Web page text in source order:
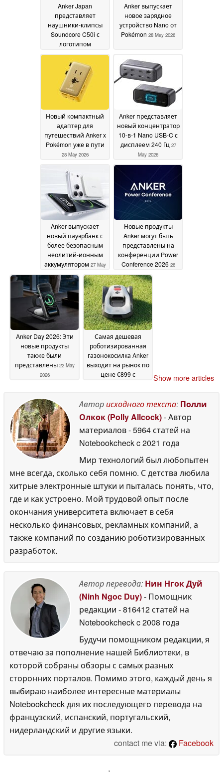
Anker Japan
представляет
наушники-клипсы
Soundcore C50i с
логотипом
покемонов28 May 2026
Anker выпускает
новое зарядное
устройство Nano от
Pokémon 28 May 2026
Новый компактный
адаптер для
путешествий Anker x
Pokémon уже в пути
28 May 2026
Anker представляет
новый концентратор
10-в-1 Nano USB-C с
дисплеем 240 Гц 27
May 2026
Anker выпускает
новый пауэрбанк с
более безопасным
неолитий-ионным
аккумулятором 27 May
2026
Новые продукты
Anker могут быть
представлены на
конференции Power
Conference 2026 26
May 2026
Anker Day 2026: Эти
новые продукты
также были
представлены 22 May
2026
Самая дешевая
роботизированная
газонокосилка Anker
выходит на рынок по
цене €899 с
Show more articles
Авторисходного текста: Полли
Олкок (Polly Allcock)- Автор
материалов- 5964 статей на
Notebookcheckc 2021 года
Мир технологий был любопытен
мне всегда, сколько себя помню. С детства любила
хитрые электронные штуки и пыталась понять, что,
где и как устроено. Мой трудовой опыт после
окончания университета включает в себя
несколько финансовых, рекламных компаний, а
также компаний по созданию роботизированных
разработок.
Автор перевода: Нин Нгок Дуй
(Ninh Ngoc Duy)- Помощник
редакции - 816412 статей на
Notebookcheckc 2008 года
Будучи помощником редакции, я
отвечаю за пополнение нашей Библиотеки, в
которой собраны обзоры с самых разных
сторонних порталов. Помимо этого, каждый день я
выбираю наиболее интересные материалы
Notebookcheck для их последующего перевода на
французский, испанский, португальский,
нидерландский и другие языки.
contact me via:
Facebook
'